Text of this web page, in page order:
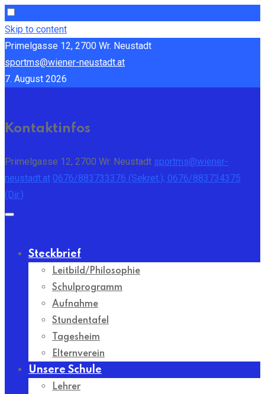
Skip to content
Primelgasse 12, 2700 Wr. Neustadt
sportms@wiener-neustadt.at
7. August 2026
Kontaktinfos
Primelgasse 12, 2700 Wr. Neustadt sportms@wiener-
neustadt.at 0676/883733376 (Sekret.); 0676/883734375
(Dir.)
Steckbrief
Leitbild/Philosophie
Schulprogramm
Aufnahme
Stundentafel
Tagesheim
Elternverein
Unsere Schule
Lehrer